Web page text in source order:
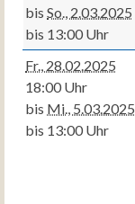
bis So., 2.03.2025
bis 13:00 Uhr
Fr., 28.02.2025
18:00 Uhr
bis Mi., 5.03.2025
bis 13:00 Uhr